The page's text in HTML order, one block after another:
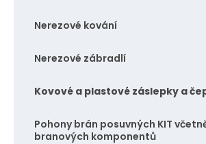
Nerezové kování
Nerezové zábradlí
Kovové a plastové záslepky a
Pohony brán posuvných KIT
branových komponentů